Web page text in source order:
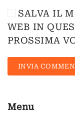
SALVA IL
WEB IN
PROSSIMA
INVIA
Menu